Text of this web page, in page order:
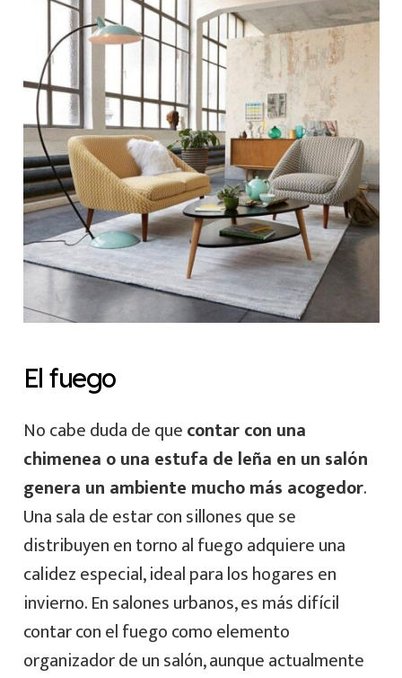
El fuego
No cabe duda de quecontar con una
chimenea o una estufa de leña en un salón
genera un ambiente mucho más acogedor.
Una sala de estar con sillones que se
distribuyen en torno al fuego adquiere una
calidez especial, ideal para los hogares en
invierno. En salones urbanos, es más difícil
contar con el fuego como elemento
organizador de un salón, aunque actualmente